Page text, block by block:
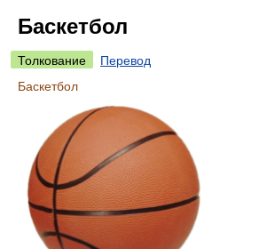
Баскетбол
Толкование
Перевод
Баскетбол